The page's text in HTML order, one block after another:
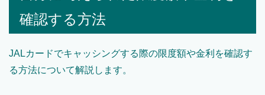
確認する方法
JALカードでキャッシングする際の限度額や金利を確認す
る方法について解説します。